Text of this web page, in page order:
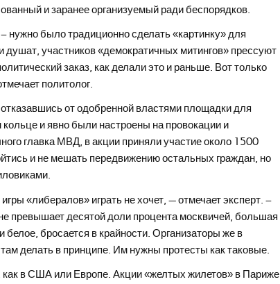
и заранее организуемый ради беспорядков.
нужно было традиционно сделать «картинку» для
участников «демократичных митингов» прессуют
заказ, как делали это и раньше. Вот только
политолог.
от одобренной властями площадки для
и явно были настроены на провокации и
главка МВД, в акции приняли участие около 1500
и не мешать передвижению остальных граждан, но
«либералов» играть не хочет, — отмечает эксперт. –
превышает десятой доли процента москвичей, большая
белое, бросается в крайности. Организаторы же в
делать в принципе. Им нужны протесты как таковые.
как в США или Европе. Акции «желтых жилетов» в Париже